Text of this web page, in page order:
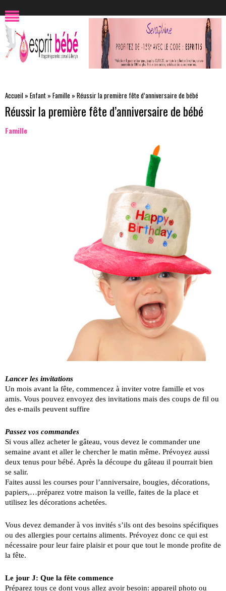
Accueil » Enfant » Famille » Réussir la première fête d’anniversaire de bébé
Réussir la première fête d’anniversaire de bébé
Famille
Lancer les invitations
Un mois avant la fête, commencez à inviter votre famille et vos
amis. Vous pouvez envoyez des invitations mais des coups de fil ou
des e-mails peuvent suffire
Passez vos commandes
Si vous allez acheter le gâteau, vous devez le commander une
semaine avant et aller le chercher le matin même. Prévoyez aussi
deux tenus pour bébé. Après la découpe du gâteau il pourrait bien
se salir.
Faites aussi les courses pour l’anniversaire, bougies, décorations,
papiers,…préparez votre maison la veille, faites de la place et
utilisez les décorations achetées.
Vous devez demander à vos invités s’ils ont des besoins spécifiques
ou des allergies pour certains aliments. Prévoyez donc ce qui est
nécessaire pour leur faire plaisir et pour que tout le monde profite de
la fête.
Le jour J: Que la fête commence
Préparez tous ce dont vous allez avoir besoin: appareil photo ou